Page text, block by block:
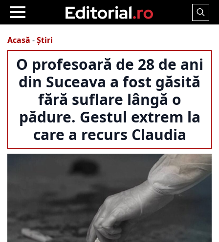
Search
Acasă -Știri
O profesoară de 28 de ani
din Suceava a fost găsită
fără suflare lângă o
pădure. Gestul extrem la
care a recurs Claudia